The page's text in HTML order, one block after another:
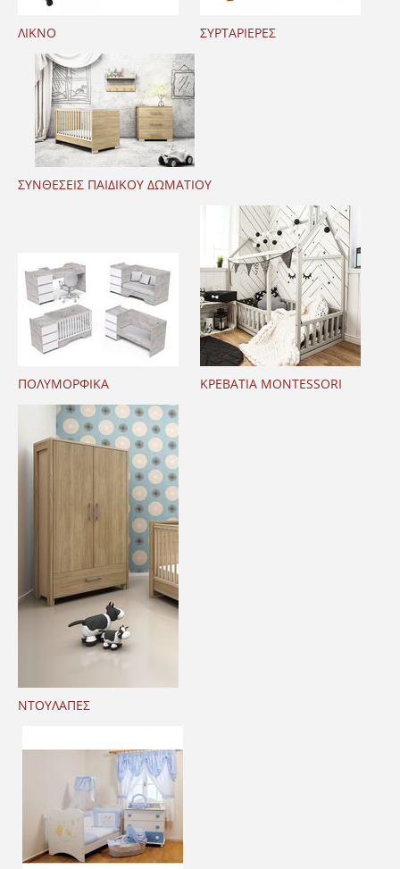
ΛΙΚΝΟ ΣΥΡΤΑΡΙΕΡΕΣ
ΣΥΝΘΕΣΕΙΣ ΠΑΙΔΙΚΟΥ ΔΩΜΑΤΙΟΥ
ΠΟΛΥΜΟΡΦΙΚΑ ΚΡΕΒΑΤΙΑ MONTESSORI
ΝΤΟΥΛΑΠΕΣ